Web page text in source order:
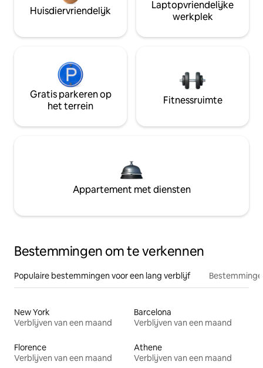
Huisdiervriendelijk
Laptopvriendelijke
werkplek
Gratis parkeren op
het terrein
Fitnessruimte
Appartement met diensten
Bestemmingen om te verkennen
Populaire bestemmingen voor een lang verblijf
New York
Verblijven van een maand
Barcelona
Verblijven van een maand
Florence
Verblijven van een maand
Athene
Verblijven van een maand